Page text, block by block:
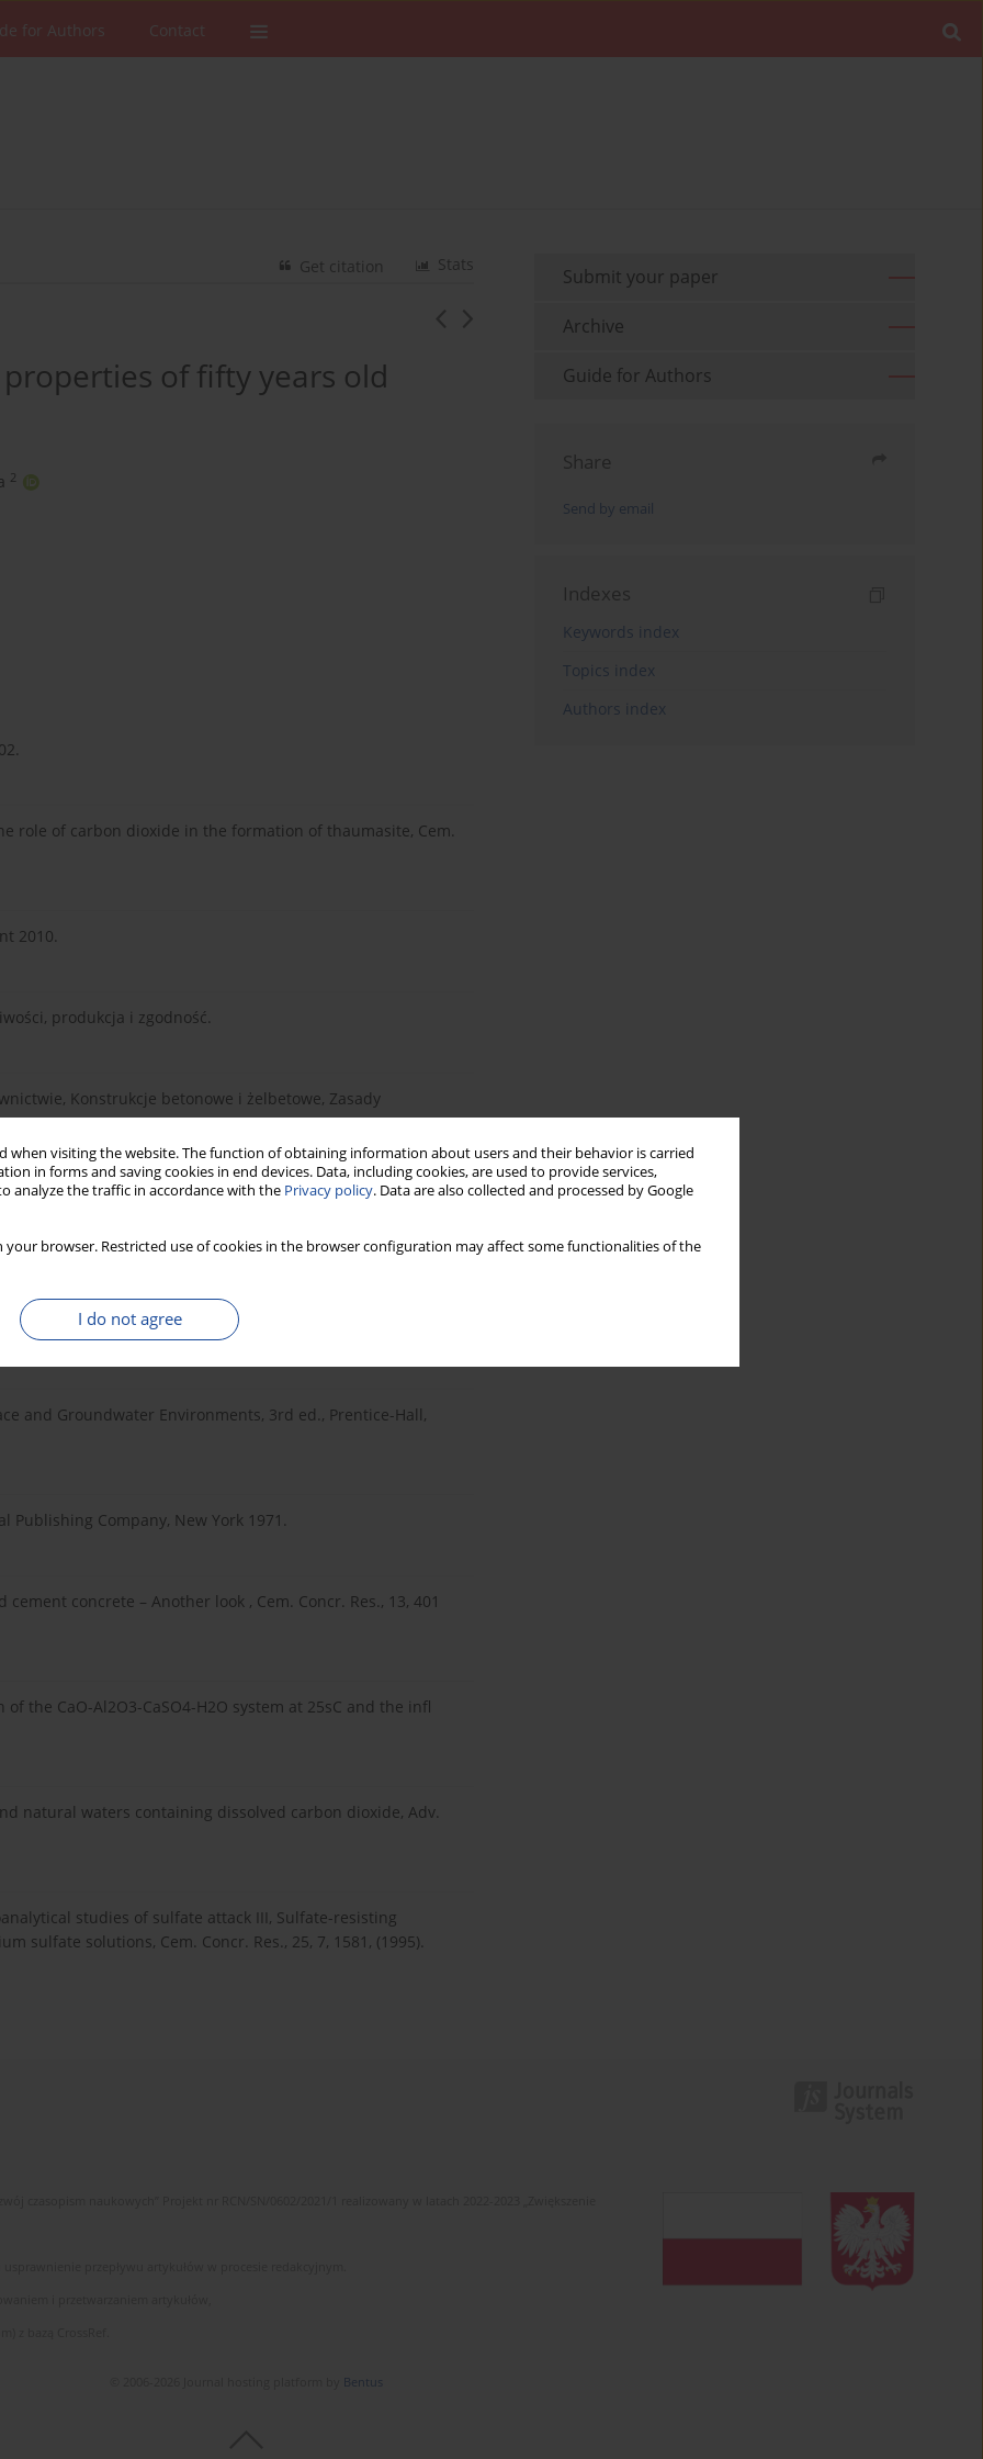
when visiting the website. The function of obtaining information about users and their behavior is carried
in forms and saving cookies in end devices. Data, including cookies, are used to provide services,
analyze the traffic in accordance with the Privacy policy. Data are also collected and processed by Google
your browser. Restricted use of cookies in the browser configuration may affect some functionalities of the
I do not agree
for Authors Contact
Stats
Get citation
of fifty years old
2
role of carbon dioxide in the formation of thaumasite, Cem.
2010.
produkcja i zgodność.
Konstrukcje betonowe i żelbetowe, Zasady
attack of carbonated and uncarbonated Portland and
June 1997.
carbonation on 54-years old concrete road pavement, 10th
and Groundwater Environments, 3rd ed., Prentice-Hall,
Publishing Company, New York 1971.
concrete – Another look , Cem. Concr. Res., 13, 401
the CaO-Al2O3-CaSO4-H2O system at 25sC and the infl
natural waters containing dissolved carbon dioxide, Adv.
studies of sulfate attack III, Sulfate-resisting
sulfate solutions, Cem. Concr. Res., 25, 7, 1581, (1995).
Submit your paper
Archive
Guide for Authors
Share
Send by email
Indexes
Keywords index
Topics index
Authors index
Bentus